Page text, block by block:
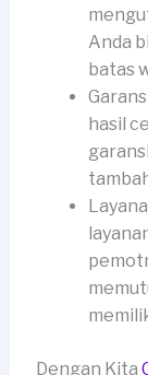
Anda
batas
hasil
Dengan Kita